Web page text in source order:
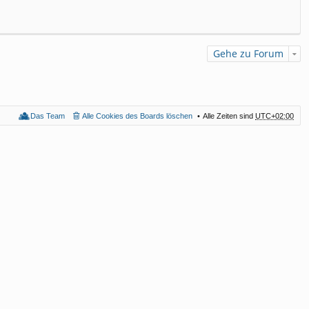
Gehe zu Forum
Alle Zeiten sind UTC+02:00
Alle Cookies des Boards löschen
Das Team